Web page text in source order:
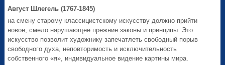
Август Шлегель (1767-1845)
на смену старому классицистскому искусству должно прийти
новое, смело нарушающее прежние законы и принципы. Это
искусство позволит художнику запечатлеть свободный порыв
свободного духа, неповторимость и исключительность
собственного «я», индивидуальное видение картины мира.